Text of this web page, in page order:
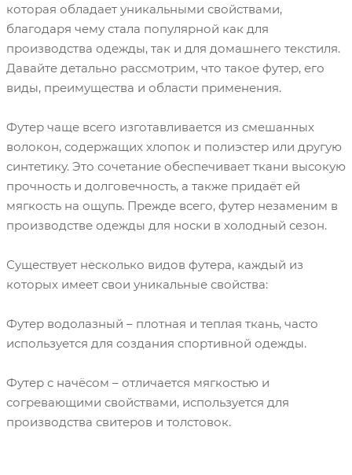
которая обладает уникальными свойствами,
благодаря чему стала популярной как для
производства одежды, так и для домашнего текстиля.
Давайте детально рассмотрим, что такое футер, его
виды, преимущества и области применения.
Футер чаще всего изготавливается из смешанных
волокон, содержащих хлопок и полиэстер или другую
синтетику. Это сочетание обеспечивает ткани высокую
прочность и долговечность, а также придаёт ей
мягкость на ощупь. Прежде всего, футер незаменим в
производстве одежды для носки в холодный сезон.
Существует несколько видов футера, каждый из
которых имеет свои уникальные свойства:
Футер водолазный – плотная и теплая ткань, часто
используется для создания спортивной одежды.
Футер с начёсом – отличается мягкостью и
согревающими свойствами, используется для
производства свитеров и толстовок.